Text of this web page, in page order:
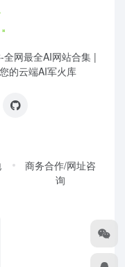
网最全AI网站合集 |
的云端AI军火库
商务合作/网址咨
询